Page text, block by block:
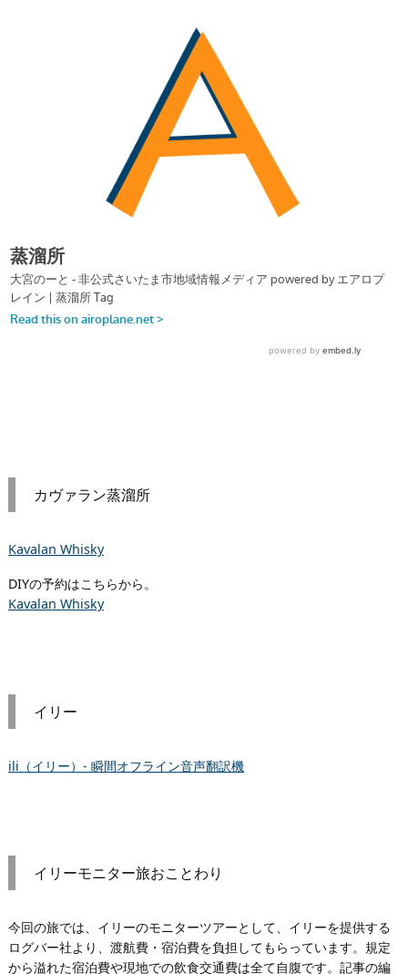
カヴァラン蒸溜所
Kavalan Whisky
DIYの予約はこちらから。
Kavalan Whisky
イリー
ili（イリー）- 瞬間オフライン音声翻訳機
イリーモニター旅おことわり
今回の旅では、イリーのモニターツアーとして、イリーを提供する
ログバー社より、渡航費・宿泊費を負担してもらっています。規定
から溢れた宿泊費や現地での飲食交通費は全て自腹です。記事の編